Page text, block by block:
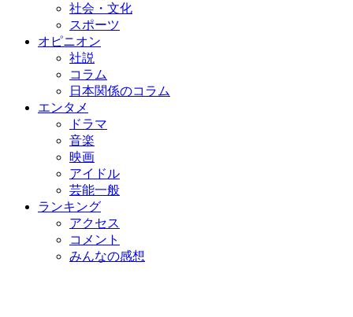
社会・文化
スポーツ
オピニオン
社説
コラム
日本関係のコラム
エンタメ
ドラマ
音楽
映画
アイドル
芸能一般
ランキング
アクセス
コメント
みんなの感想